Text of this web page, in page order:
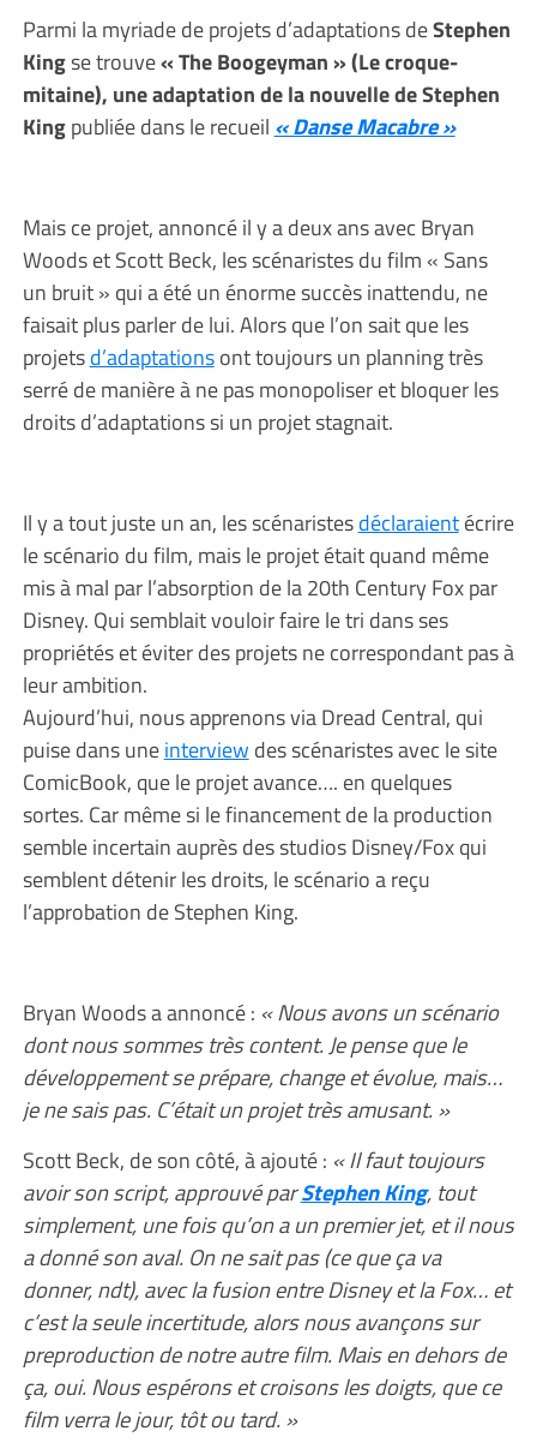
Parmi la myriade de projets d’adaptations deStephen
Kingse trouve« The Boogeyman » (Le croque-
mitaine), une adaptation de la nouvelle de Stephen
Kingpubliée dans le recueil « Danse Macabre »
Mais ce projet, annoncé il y a deux ans avec Bryan
Woods et Scott Beck, les scénaristes du film « Sans
un bruit » qui a été un énorme succès inattendu, ne
faisait plus parler de lui. Alors que l’on sait que les
projetsd’adaptationsont toujours un planning très
serré de manière à ne pas monopoliser et bloquer les
droits d’adaptations si un projet stagnait.
Il y a tout juste un an, les scénaristesdéclaraientécrire
le scénario du film, mais le projet était quand même
mis à mal par l’absorption de la 20th Century Fox par
Disney. Qui semblait vouloir faire le tri dans ses
propriétés et éviter des projets ne correspondant pas à
leur ambition.
Aujourd’hui, nous apprenons via Dread Central, qui
puise dans uneinterview des scénaristes avec le site
ComicBook, que le projet avance…. en quelques
sortes. Car même si le financement de la production
semble incertain auprès des studios Disney/Fox qui
semblent détenir les droits, le scénario a reçu
l’approbation de Stephen King.
Bryan Woods a annoncé : « Nous avons un scénario
dont nous sommes très content. Je pense que le
développement se prépare, change et évolue, mais…
je ne sais pas. C’était un projet très amusant. »
Scott Beck, de son côté, à ajouté : « Il faut toujours
avoir son script, approuvé parStephen King, tout
simplement, une fois qu’on a un premier jet, et il nous
a donné son aval. On ne sait pas (ce que ça va
donner, ndt), avec la fusion entre Disney et la Fox… et
c’est la seule incertitude, alors nous avançons sur
preproduction de notre autre film. Mais en dehors de
ça, oui. Nous espérons et croisons les doigts, que ce
film verra le jour, tôt ou tard. »